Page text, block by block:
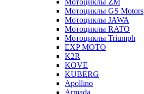
Мотоциклы ZM
Мотоциклы GS Motors
Мотоциклы JAWA
Мотоциклы RATO
Мотоциклы Triumph
EXP MOTO
K2R
KOVE
KUBERG
Apollino
Armada